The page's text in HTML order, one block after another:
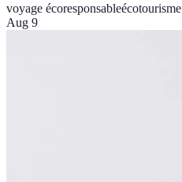
voyage écoresponsableécotourisme
Aug 9